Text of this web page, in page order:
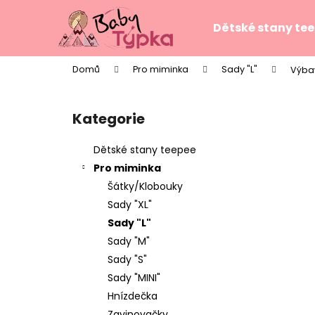
Dětské stany
Domů Pro miminka Sady "L"
Přeskočit
kategorie
Kategorie
Dětské stany teepee
Pro miminka
Šátky/Klobouky
Sady "XL"
Sady "L"
Sady "M"
Sady "S"
Sady "MINI"
Hnízdečka
í
Zpět
do
obchodu
Zpět
do
obchodu
TEEPE PRO DĚTI STARS PINK